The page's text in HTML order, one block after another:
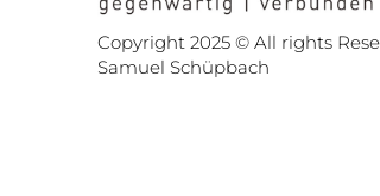
Copyright 2025 © All rights
Samuel Schüpbach